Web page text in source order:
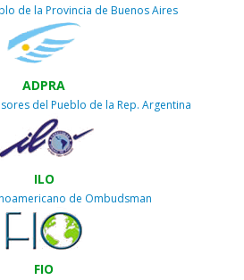
de la Provincia de Buenos Aires
ADPRA
del Pueblo de la Rep. Argentina
ILO
de Ombudsman
FIO